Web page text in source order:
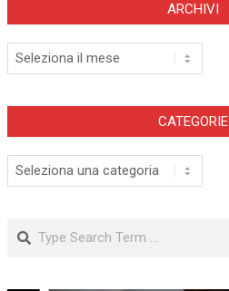
ARCHIVI
Archivi
CATEGORIE
Categorie
Search